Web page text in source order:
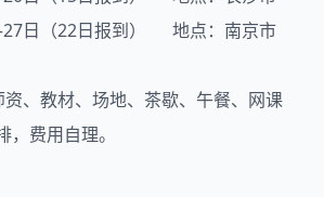
日（22日报到） 地点：南京市
、教材、场地、茶歇、午餐、网课
费用自理。